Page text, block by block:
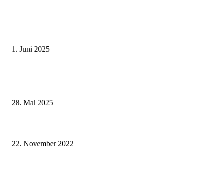
1. Juni 2025
28. Mai 2025
22. November 2022